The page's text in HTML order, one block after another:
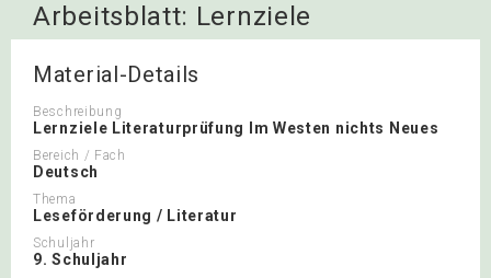
Arbeitsblatt: Lernziele
Literaturprüfung
Material-Details
Beschreibung
Lernziele Literaturprüfung Im Westen nichts Neues
Bereich / Fach
Deutsch
Thema
Leseförderung / Literatur
Schuljahr
9. Schuljahr